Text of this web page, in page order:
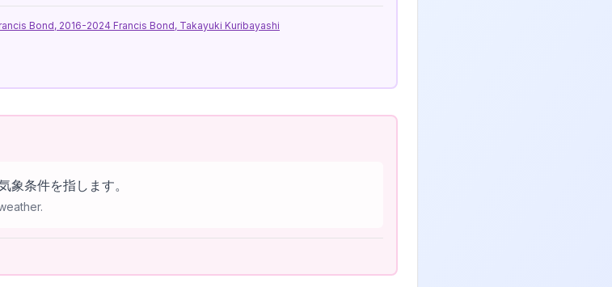
Bond, 2016-2024 Francis Bond, Takayuki Kuribayashi
条件を指します。